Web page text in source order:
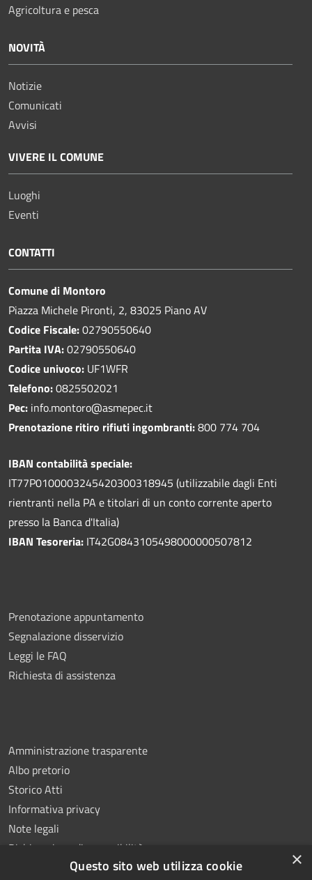
Agricoltura e pesca
NOVITÀ
Notizie
Comunicati
Avvisi
VIVERE IL COMUNE
Luoghi
Eventi
CONTATTI
Comune di Montoro
Piazza Michele Pironti, 2, 83025 Piano AV
Codice Fiscale:02790550640
Partita IVA:02790550640
Codice univoco: UF1WFR
Telefono:0825502021
Pec: info.montoro@asmepec.it
Prenotazione ritiro rifiuti ingombranti:800 774 704
IBAN contabilità speciale:
IT77P0100003245420300318945 (utilizzabile dagli Enti
rientranti nella PA e titolari di un conto corrente aperto
presso la Banca d'Italia)
IBAN Tesoreria: IT42G0843105498000000507812
Prenotazione appuntamento
Segnalazione disservizio
Leggi le FAQ
Richiesta di assistenza
Amministrazione trasparente
Albo pretorio
Storico Atti
Informativa privacy
Note legali
Dichiarazione di accessibilità
×
Questo sito web utilizza cookie